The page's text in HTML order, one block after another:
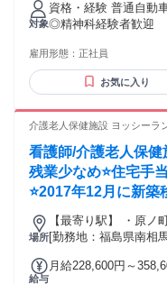
対象
資格・経験 普通自動
◎精神科経験者歓迎
雇用形態： 正社員
お気に入り
介護老人保健施設 ヨッシーラ
看護師/介護老人保
残業少なめ⭐住宅手
⭐2017年12月に新築
場所
【最寄り駅】 ・原ノ
[勤務地：福島県南相
給与
月給228,600円～